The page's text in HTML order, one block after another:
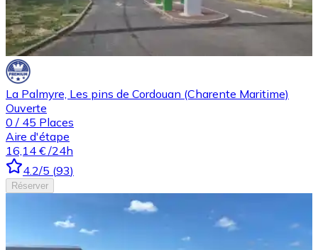
La Palmyre, Les pins de Cordouan (Charente Maritime)
Ouverte
0 / 45 Places
Aire d'étape
16,14 € /24h
4.2/5 (93)
Réserver